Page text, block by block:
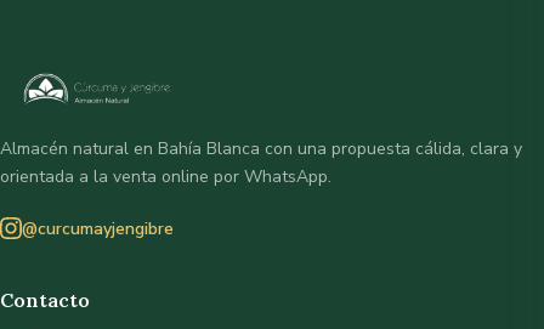
Almacén natural en Bahía Blanca con una propuesta cálida, clara y
orientada a la venta online por WhatsApp.
@curcumayjengibre
Contacto